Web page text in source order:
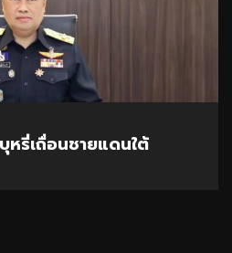
รี่เถื่อนชายแดนใต้